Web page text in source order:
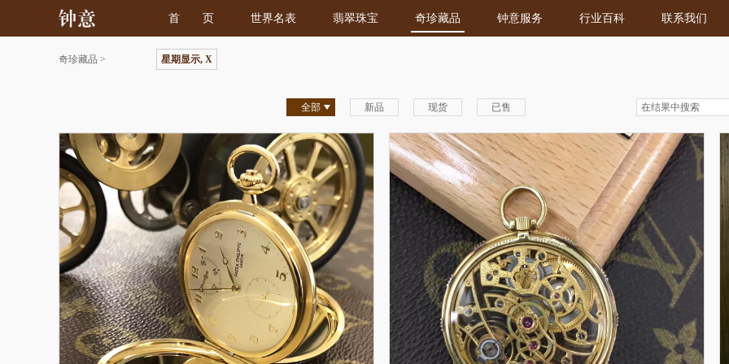
首 页 世界名表 翡翠珠宝 奇珍藏品 钟意服务 行业百科 联系我们
奇珍藏品 > 星期显示, X
全部 新品 现货 已售